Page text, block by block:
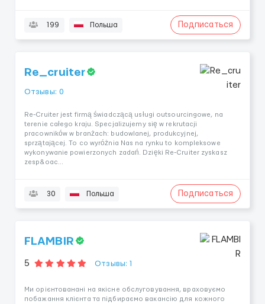
199 Польша Подписаться
Re_cruiter
Отзывы: 0
Re-Cruiter jest firmą świadczącą usługi outsourcingowe, na
terenie całego kraju. Specjalizujemy się w rekrutacji
pracowników w branżach: budowlanej, produkcyjnej,
sprzątającej. To co wyróżnia Nas na rynku to kompleksowe
wykonywanie powierzonych zadań. Dzięki Re-Cruiter zyskasz
zesp&oac...
30 Польша Подписаться
FLAMBIR
5 Отзывы: 1
Ми орієнтованані на якісне обслуговування, враховуємо
побажання клієнта та підбираємо вакансію для кожного